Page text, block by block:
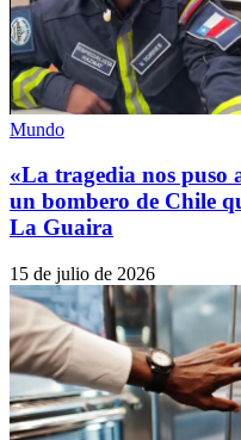
Mundo
«La tragedia nos
un bombero de Chile
La Guaira
15 de julio de 2026